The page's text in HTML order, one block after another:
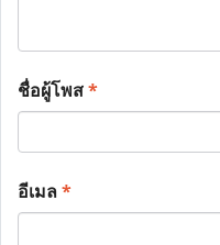
ชื่อผู้โพส*
อีเมล*